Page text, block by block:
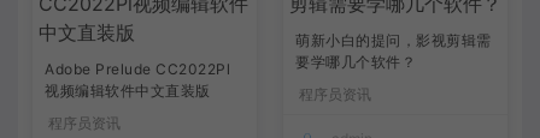
Adobe Prelude CC2022Pl
视频编辑软件中文直装版
程序员资讯
萌新小白的提问，影视剪辑需
要学哪几个软件？
程序员资讯